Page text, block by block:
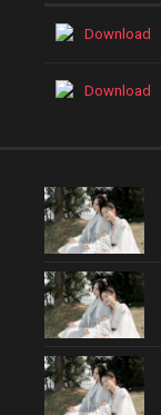
Download
Download